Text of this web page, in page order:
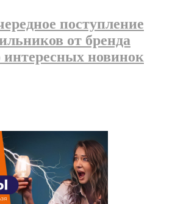
поступление
от бренда
новинок